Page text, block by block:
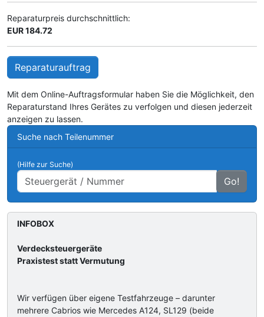
Reparaturpreis durchschnittlich:
EUR 184.72
Reparaturauftrag
Mit dem Online-Auftragsformular haben Sie die Möglichkeit, den
Reparaturstand Ihres Gerätes zu verfolgen und diesen jederzeit
anzeigen zu lassen.
Suche nach Teilenummer
(Hilfe zur Suche)
Go!
INFOBOX
Verdecksteuergeräte
Praxistest statt Vermutung
Wir verfügen über eigene Testfahrzeuge – darunter
mehrere Cabrios wie Mercedes A124, SL129 (beide